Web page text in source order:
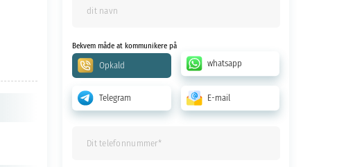
Bekvem måde at kommunikere på
Opkald whatsapp
Telegram E-mail